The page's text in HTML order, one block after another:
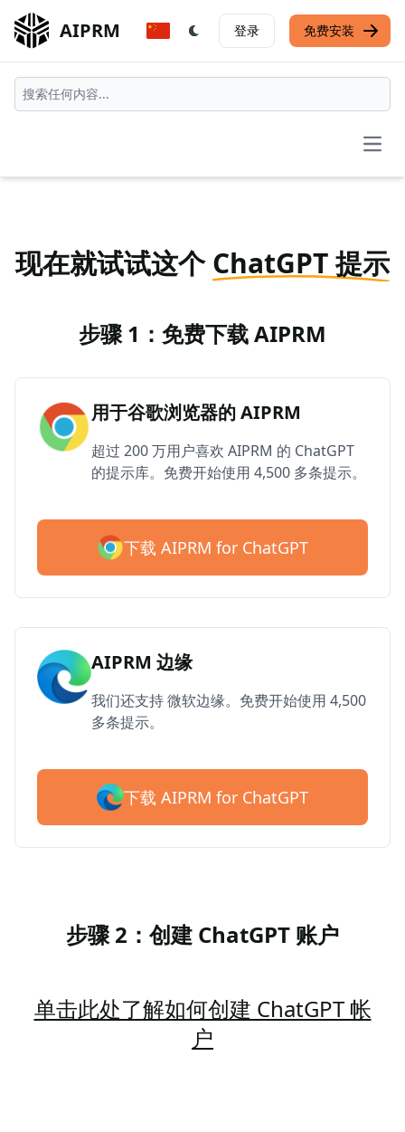
AIPRM 登录 免费安装
现在就试试这个ChatGPT 提示
步骤 1：免费下载 AIPRM
用于谷歌浏览器的 AIPRM
超过 200 万用户喜欢 AIPRM 的 ChatGPT
的提示库。免费开始使用 4,500 多条提示。
下载 AIPRM for ChatGPT
AIPRM 边缘
我们还支持 微软边缘。免费开始使用 4,500
多条提示。
下载 AIPRM for ChatGPT
步骤 2：创建 ChatGPT 账户
单击此处了解如何创建 ChatGPT 帐
户